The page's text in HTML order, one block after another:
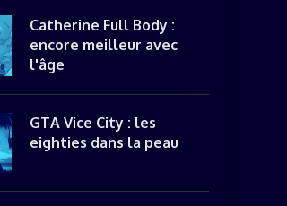
Catherine Full Body :
encore meilleur avec
l'âge
GTA Vice City : les
eighties dans la peau